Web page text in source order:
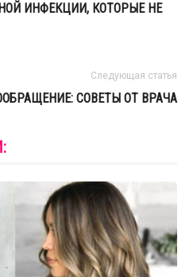
ИНФЕКЦИИ, КОТОРЫЕ НЕ
Следующая статья
СОВЕТЫ ОТ ВРАЧА